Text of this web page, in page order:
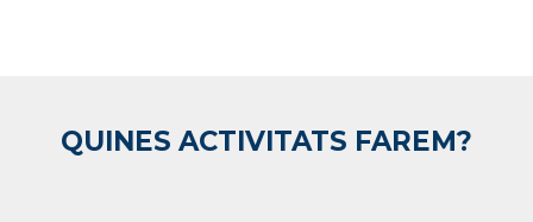
QUINES ACTIVITATS FAREM?